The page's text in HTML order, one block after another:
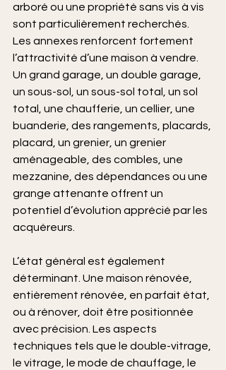
arboré ou une propriété sans vis à vis
sont particulièrement recherchés.
Les annexes renforcent fortement
l’attractivité d’une maison à vendre.
Un grand garage, un double garage,
un sous-sol, un sous-sol total, un sol
total, une chaufferie, un cellier, une
buanderie, des rangements, placards,
placard, un grenier, un grenier
aménageable, des combles, une
mezzanine, des dépendances ou une
grange attenante offrent un
potentiel d’évolution apprécié par les
acquéreurs.
L’état général est également
déterminant. Une maison rénovée,
entièrement rénovée, en parfait état,
ou à rénover, doit être positionnée
avec précision. Les aspects
techniques tels que le double-vitrage,
le vitrage, le mode de chauffage, le